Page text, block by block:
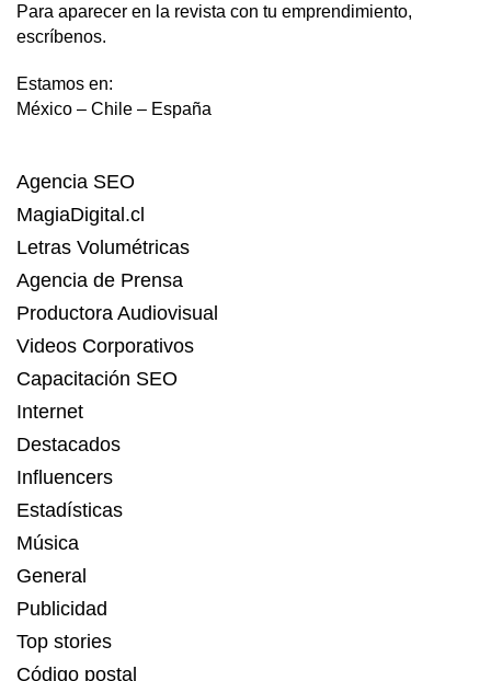
Para aparecer en la revista con tu emprendimiento,
escríbenos.
Estamos en:
México – Chile – España
Agencia SEO
MagiaDigital.cl
Letras Volumétricas
Agencia de Prensa
Productora Audiovisual
Videos Corporativos
Capacitación SEO
Internet
Destacados
Influencers
Estadísticas
Música
General
Publicidad
Top stories
Código postal